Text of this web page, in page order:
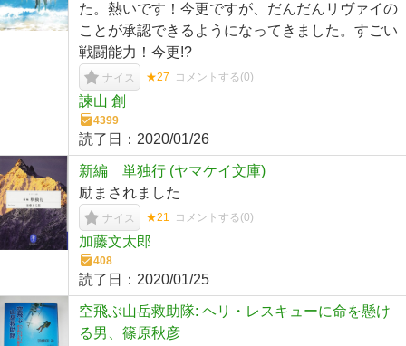
た。熱いです！今更ですが、だんだんリヴァイの
ことが承認できるようになってきました。すごい
戦闘能力！今更!?
ナイス ★27 コメントする(0)
諫山 創
4399
読了日： 2020/01/26
新編 単独行 (ヤマケイ文庫)
励まされました
ナイス ★21 コメントする(0)
加藤文太郎
408
読了日： 2020/01/25
空飛ぶ山岳救助隊: ヘリ・レスキューに命を懸け
る男、篠原秋彦